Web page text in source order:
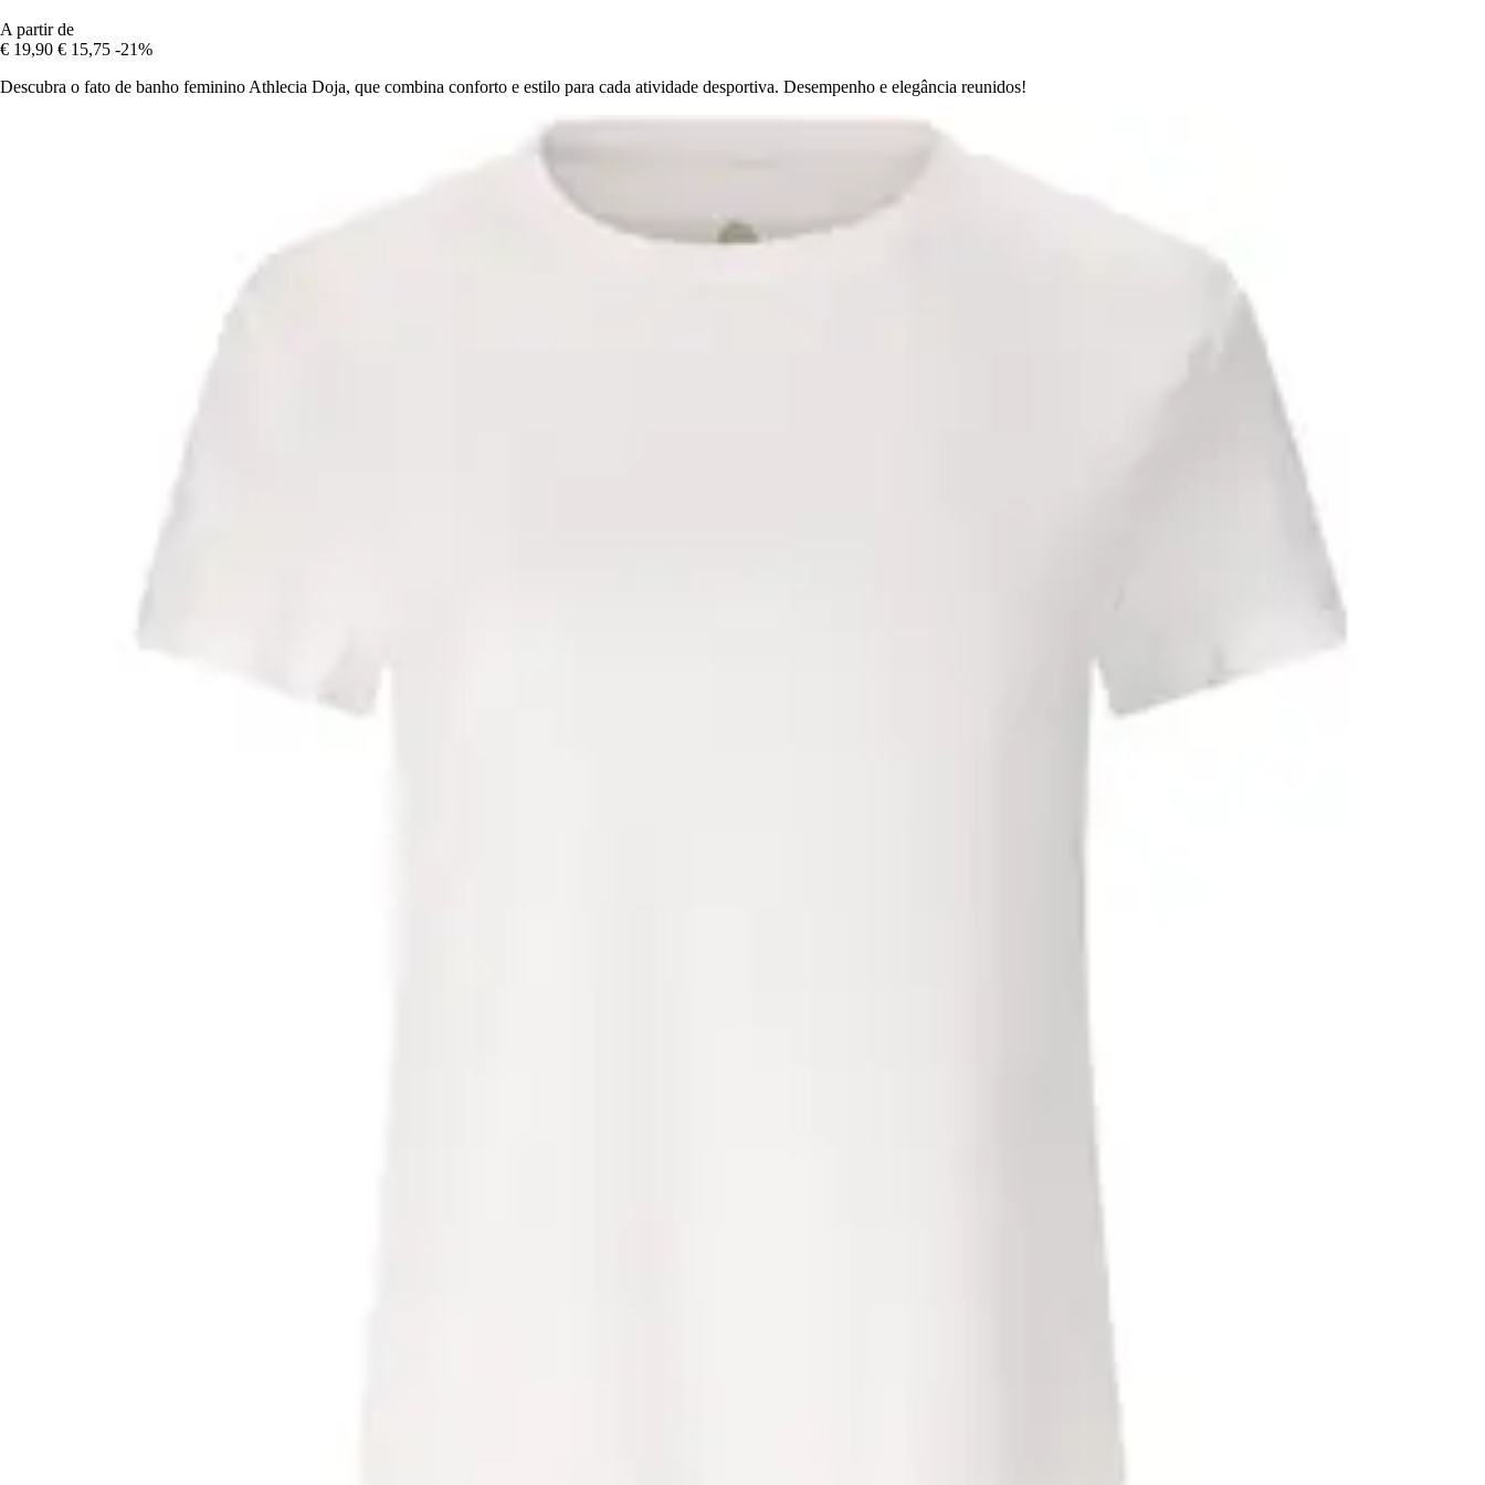
A partir de
€ 19,90 € 15,75 -21%
Descubra o fato de banho feminino Athlecia Doja, que combina conforto e estilo para cada atividade desportiva. Desempenho e elegância reunidos!